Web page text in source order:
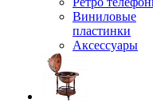
Виниловые
пластинки
Аксессуары